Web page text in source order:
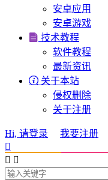
安卓应用
安卓游戏
 技术教程
软件教程
最新资讯
 关于本站
侵权删除
关于注册
Hi, 请登录 我要注册

 